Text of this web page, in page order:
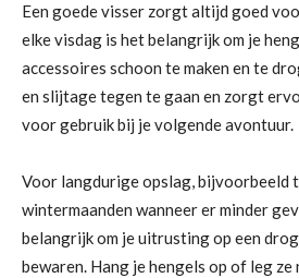
Een goede visser zorgt altijd goed
elke visdag is het belangrijk om je
accessoires schoon te maken en te
en slijtage tegen te gaan en zorgt
voor gebruik bij je volgende avontuur.
Voor langdurige opslag, bijvoorbeeld
wintermaanden wanneer er minder
belangrijk om je uitrusting op een
bewaren. Hang je hengels op of leg ze